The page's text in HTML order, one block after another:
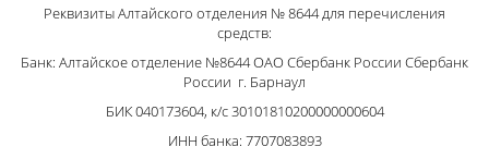
Реквизиты Алтайского отделения № 8644 для перечисления
средств:
Банк: Алтайское отделение №8644 ОАО Сбербанк России Сбербанк
России г. Барнаул
БИК 040173604, к/с 30101810200000000604
ИНН банка: 7707083893